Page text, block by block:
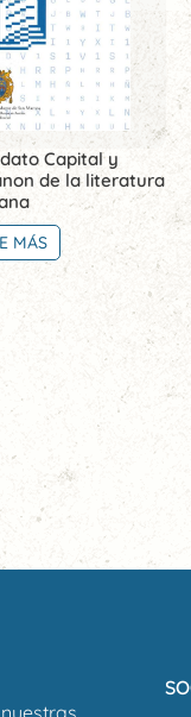
Capital y
de la literatura
MÁS